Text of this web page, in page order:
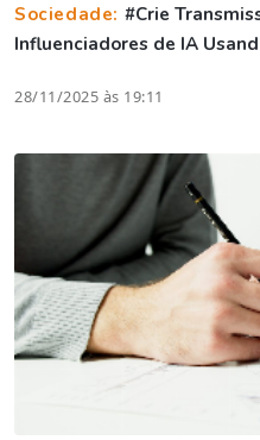
Sociedade: #Crie
Influenciadores de IA
28/11/2025 às 19:11